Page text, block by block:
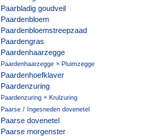
Paarbladig goudveil
Paardenbloem
Paardenbloemstreepzaad
Paardengras
Paardenhaarzegge
Paardenhaarzegge × Pluimzegge
Paardenhoefklaver
Paardenzuring
Paardenzuring × Krulzuring
Paarse / Ingesneden dovenetel
Paarse dovenetel
Paarse morgenster